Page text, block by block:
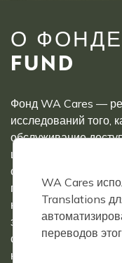
О ФОНДЕ
FUND
Фонд WA Cares —
исследований того,
обслуживание
штате Вашингтон.
страхования
гарантирует
независимо от
заболеваний.
создавший
класса получить
WA Cares
Translations
переводов